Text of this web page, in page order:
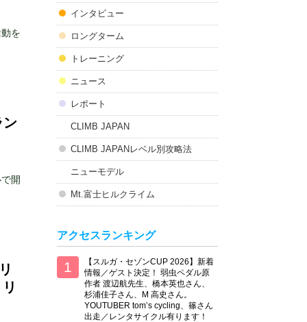
を
ン
開
インタビュー
ロングターム
トレーニング
ニュース
レポート
CLIMB JAPAN
CLIMB JAPANレベル別攻略法
ニューモデル
Mt.富士ヒルクライム
アクセスランキング
【スルガ・セゾンCUP 2026】新着
情報／ゲスト決定！ 弱虫ペダル原
作者 渡辺航先生、橋本英也さん、
杉浦佳子さん、M 高史さん。
YOUTUBER tom’s cycling、篠さん
出走／レンタサイクル有ります！